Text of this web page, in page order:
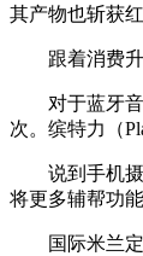
其产物也斩获红
跟着消费升
对于蓝牙音
次。缤特力（
说到手机摄
将更多辅帮功
国际米兰定制